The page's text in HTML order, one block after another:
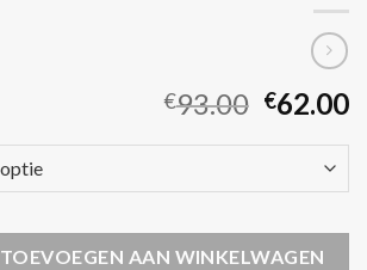
€93.00 €62.00
TOEVOEGEN AAN WINKELWAGEN